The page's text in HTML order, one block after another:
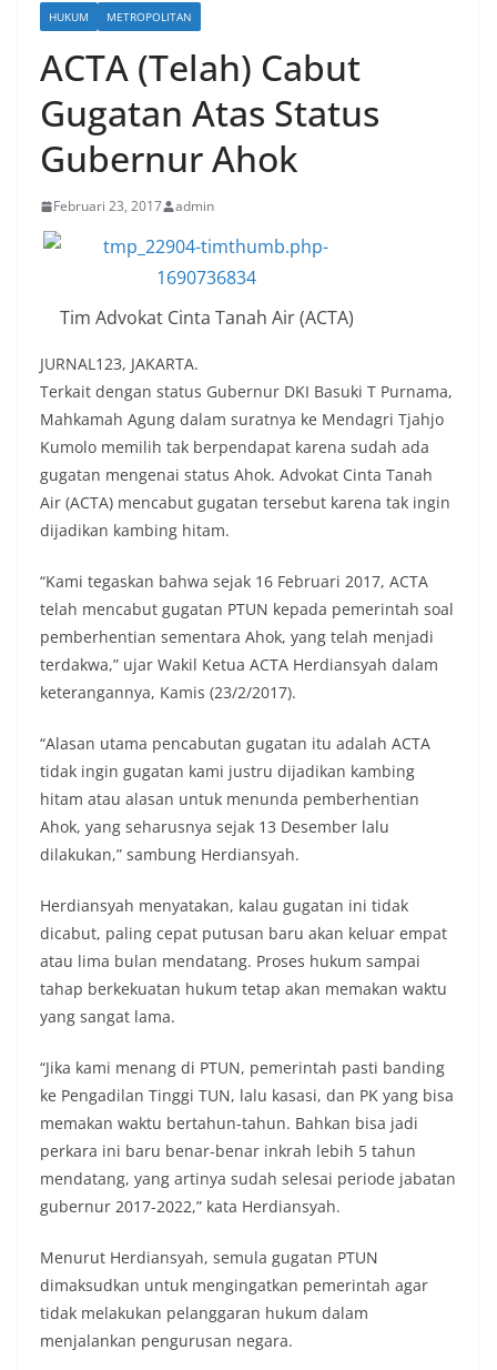
HUKUM METROPOLITAN
ACTA (Telah) Cabut
Gugatan Atas Status
Gubernur Ahok
Februari 23, 2017 admin
Tim Advokat Cinta Tanah Air (ACTA)
JURNAL123, JAKARTA.
Terkait dengan status Gubernur DKI Basuki T Purnama,
Mahkamah Agung dalam suratnya ke Mendagri Tjahjo
Kumolo memilih tak berpendapat karena sudah ada
gugatan mengenai status Ahok. Advokat Cinta Tanah
Air (ACTA) mencabut gugatan tersebut karena tak ingin
dijadikan kambing hitam.
“Kami tegaskan bahwa sejak 16 Februari 2017, ACTA
telah mencabut gugatan PTUN kepada pemerintah soal
pemberhentian sementara Ahok, yang telah menjadi
terdakwa,” ujar Wakil Ketua ACTA Herdiansyah dalam
keterangannya, Kamis (23/2/2017).
“Alasan utama pencabutan gugatan itu adalah ACTA
tidak ingin gugatan kami justru dijadikan kambing
hitam atau alasan untuk menunda pemberhentian
Ahok, yang seharusnya sejak 13 Desember lalu
dilakukan,” sambung Herdiansyah.
Herdiansyah menyatakan, kalau gugatan ini tidak
dicabut, paling cepat putusan baru akan keluar empat
atau lima bulan mendatang. Proses hukum sampai
tahap berkekuatan hukum tetap akan memakan waktu
yang sangat lama.
“Jika kami menang di PTUN, pemerintah pasti banding
ke Pengadilan Tinggi TUN, lalu kasasi, dan PK yang bisa
memakan waktu bertahun-tahun. Bahkan bisa jadi
perkara ini baru benar-benar inkrah lebih 5 tahun
mendatang, yang artinya sudah selesai periode jabatan
gubernur 2017-2022,” kata Herdiansyah.
Menurut Herdiansyah, semula gugatan PTUN
dimaksudkan untuk mengingatkan pemerintah agar
tidak melakukan pelanggaran hukum dalam
menjalankan pengurusan negara.